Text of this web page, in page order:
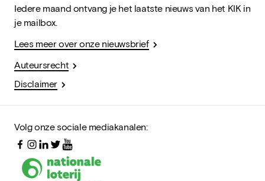
Iedere maand ontvang je het laatste nieuws van het KIK in
je mailbox.
Lees meer over onze nieuwsbrief
Auteursrecht
Disclaimer
Volg onze sociale mediakanalen: